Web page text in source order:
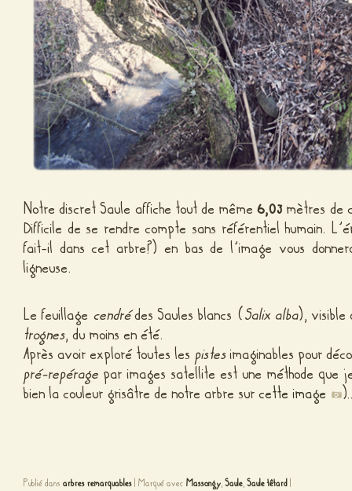
Notre discret Saule affiche tout de même6,03 mètres de
Difficile de se rendre compte sans référentiel humain.
fait-il dans cet arbre?) en bas de l’image vous
ligneuse.
Le feuillage cendrédes Saules blancs (Salix alba), visible
trognes, du moins en été.
Après avoir exploré toutes les pistesimaginables pour
pré-repérage par images satellite est une méthode
bien la couleur grisâtre de notre arbre surcette image
Publié dans arbres remarquables Marqué avec Massongy,Saule,Saule têtard